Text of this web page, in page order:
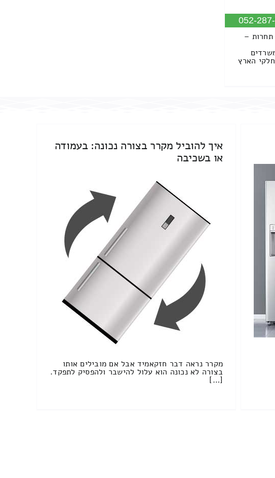
052-
תחרות –
הארץ
איך להוביל מקרר בצורה נכונה: בעמודה
או בשכיבה
מקרר נראה דבר חזקאמיד אבל אם מובילים אותו
בצורה לא נכונה הוא עלול להישבר ולהפסיק לתפקד.
[…]